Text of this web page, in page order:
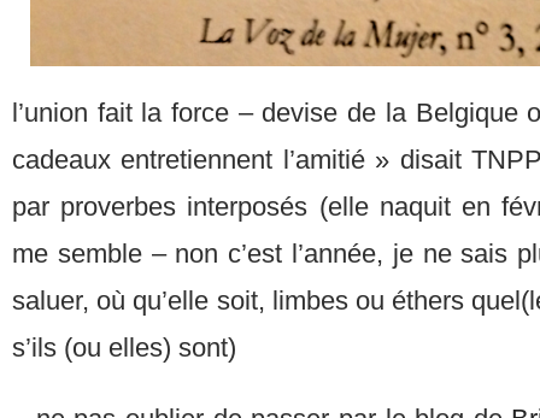
l’union fait la force – devise de la Belgique
cadeaux entretiennent l’amitié » disait
par proverbes interposés (elle naquit en
me semble – non c’est l’année, je ne sais
saluer, où qu’elle soit, limbes ou éthers
s’ils (ou elles) sont)